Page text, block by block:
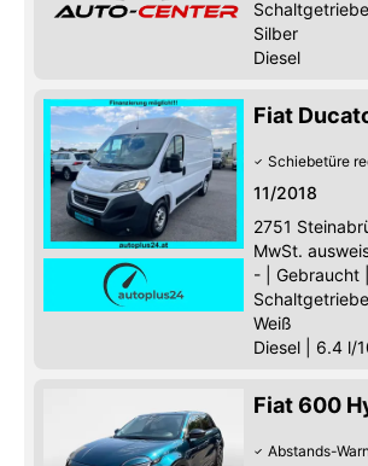
Schaltgetriebe
Silber
Diesel
Fiat
Schiebetüre
11/2018
2751
MwSt.
-
Gebraucht
Schaltgetriebe
Weiß
Diesel
6.4 l/
Fiat 600
Abstands-